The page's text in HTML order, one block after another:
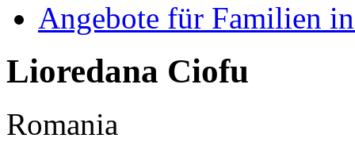
Angebote für Familien
Lioredana Ciofu
Romania